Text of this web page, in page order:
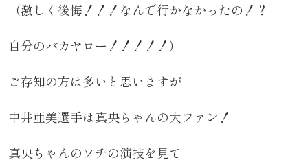
（激しく後悔！！！なんで行かなかったの！？
自分のバカヤロー！！！！！）
ご存知の方は多いと思いますが
中井亜美選手は真央ちゃんの大ファン！
真央ちゃんのソチの演技を見て